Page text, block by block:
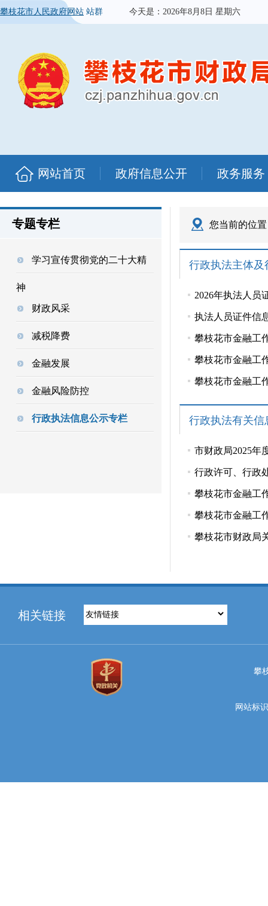
攀枝花市人民政府网站 站群 今天是： 2026年8月8日 星期六
网站首页 政府信息公开 政务服务
专题专栏
学习宣传贯彻党的二十大精
神
财政风采
减税降费
金融发展
金融风险防控
行政执法信息公示专栏
您当前的位
行政执法主体
2026年执法人员
执法人员证件信
攀枝花市金融工
攀枝花市金融工
攀枝花市金融工
行政执法有关信
市财政局2025年
行政许可、行政
攀枝花市金融工
攀枝花市金融工
攀枝花市财政局
相关链接
攀
网站标